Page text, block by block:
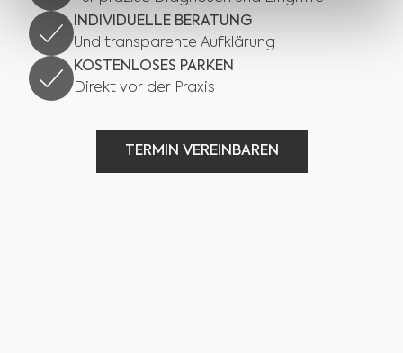
INDIVIDUELLE BERATUNG
Und transparente Aufklärung
KOSTENLOSES PARKEN
Direkt vor der Praxis
TERMIN VEREINBAREN